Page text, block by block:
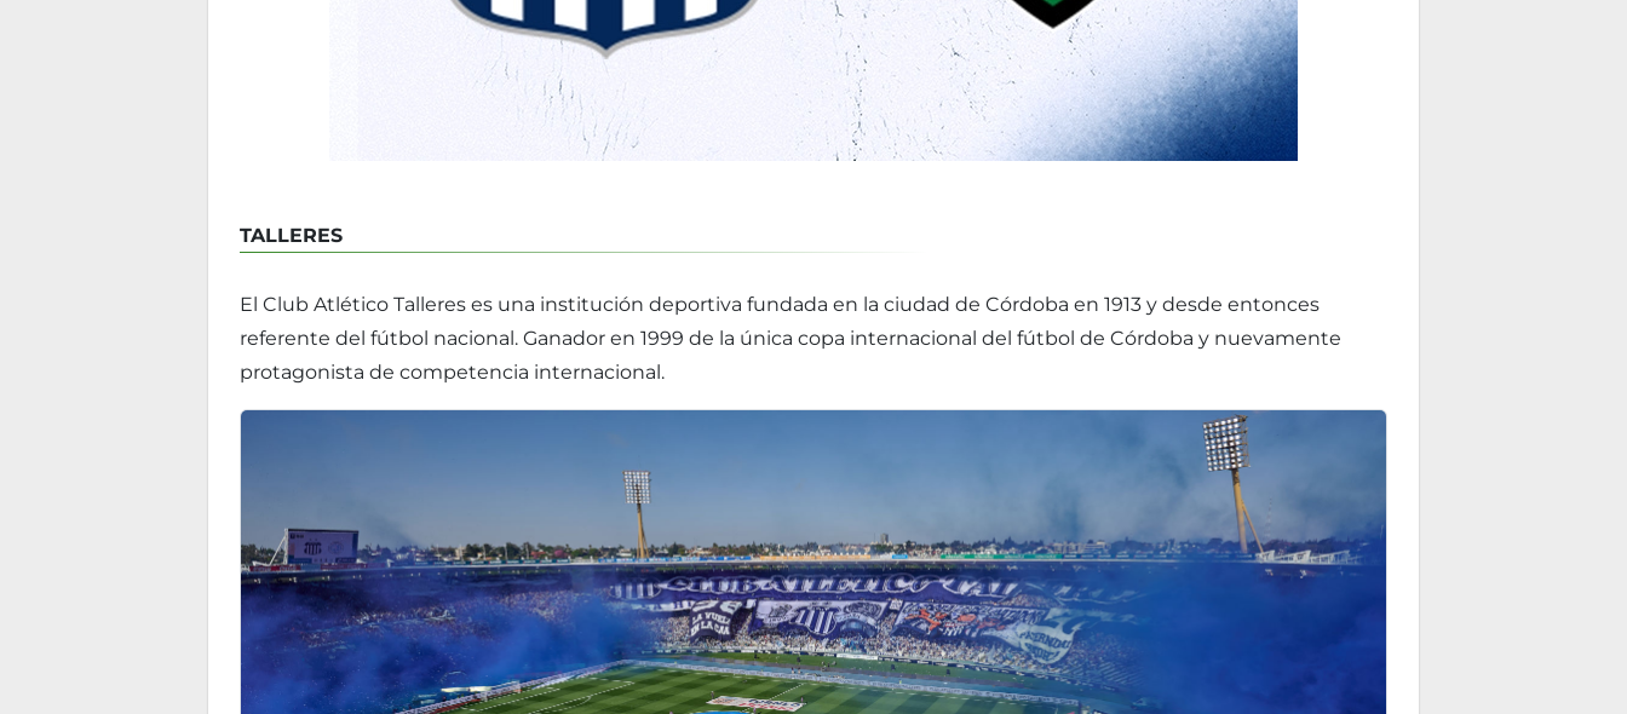
TALLERES
El Club Atlético Talleres es una institución deportiva fundada en la ciudad de Córdoba en 1913 y desde entonces
referente del fútbol nacional. Ganador en 1999 de la única copa internacional del fútbol de Córdoba y nuevamente
protagonista de competencia internacional.